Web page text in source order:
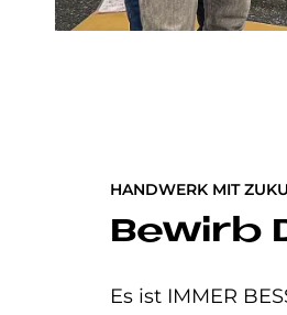
HANDWERK MIT
Bewirb
Es ist IMMER